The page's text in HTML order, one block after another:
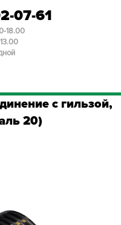
07-61
18.00
с гильзой,
20)